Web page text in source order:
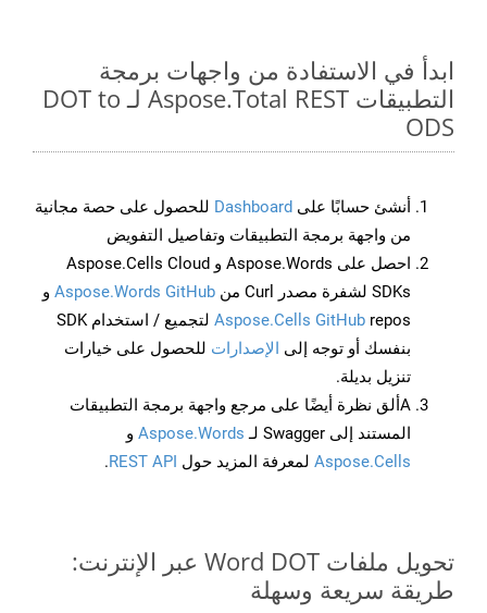
ابدأ في الاستفادة من واجهات برمجة
التطبيقات Aspose.Total REST لـ DOT to
ODS
أنشئ حسابًا على Dashboard للحصول على حصة مجانية
من واجهة برمجة التطبيقات وتفاصيل التفويض
احصل على Aspose.Words و Aspose.Cells Cloud
SDKs لشفرة مصدر Curl من
Aspose.Words GitHub و
Aspose.Cells GitHub
repos لتجميع / استخدام SDK
بنفسك أو توجه إلى الإصدارات للحصول على خيارات
تنزيل بديلة.
Aألق نظرة أيضًا على مرجع واجهة برمجة التطبيقات
المستند إلى Swagger لـ
Aspose.Words و
Aspose.Cells لمعرفة المزيد حول REST API
.
تحويل ملفات Word DOT عبر الإنترنت:
طريقة سريعة وسهلة